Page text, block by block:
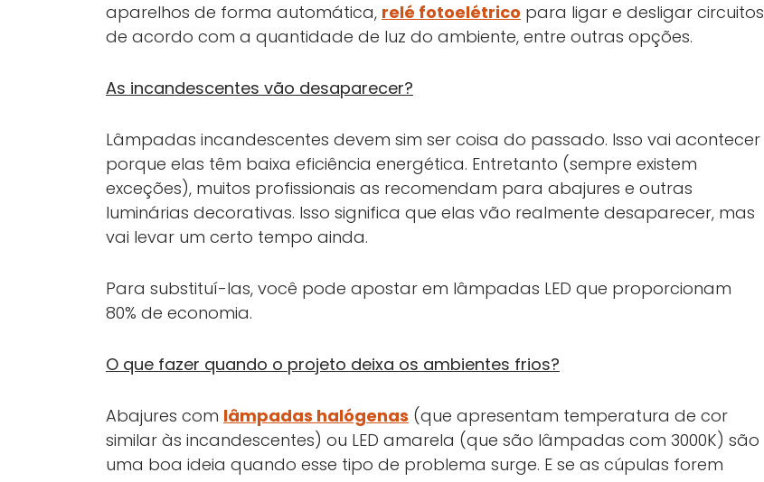
aparelhos de forma automática, relé fotoelétrico para ligar e desligar circuitos
de acordo com a quantidade de luz do ambiente, entre outras opções.
As incandescentes vão desaparecer?
Lâmpadas incandescentes devem sim ser coisa do passado. Isso vai acontecer
porque elas têm baixa eficiência energética. Entretanto (sempre existem
exceções), muitos profissionais as recomendam para abajures e outras
luminárias decorativas. Isso significa que elas vão realmente desaparecer, mas
vai levar um certo tempo ainda.
Para substituí-las, você pode apostar em lâmpadas LED que proporcionam
80% de economia.
O que fazer quando o projeto deixa os ambientes frios?
Abajures com lâmpadas halógenas (que apresentam temperatura de cor
similar às incandescentes) ou LED amarela (que são lâmpadas com 3000K) são
uma boa ideia quando esse tipo de problema surge. E se as cúpulas forem